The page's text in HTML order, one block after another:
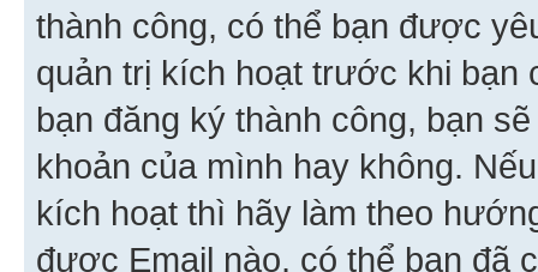
thành công, có thể bạn được
quản trị kích hoạt trước khi bạn
bạn đăng ký thành công, bạn
khoản của mình hay không.
kích hoạt thì hãy làm theo
được Email nào, có thể bạn đã